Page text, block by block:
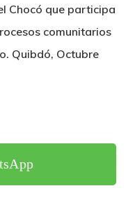
Chocó que participa
comunitarios
Quibdó, Octubre